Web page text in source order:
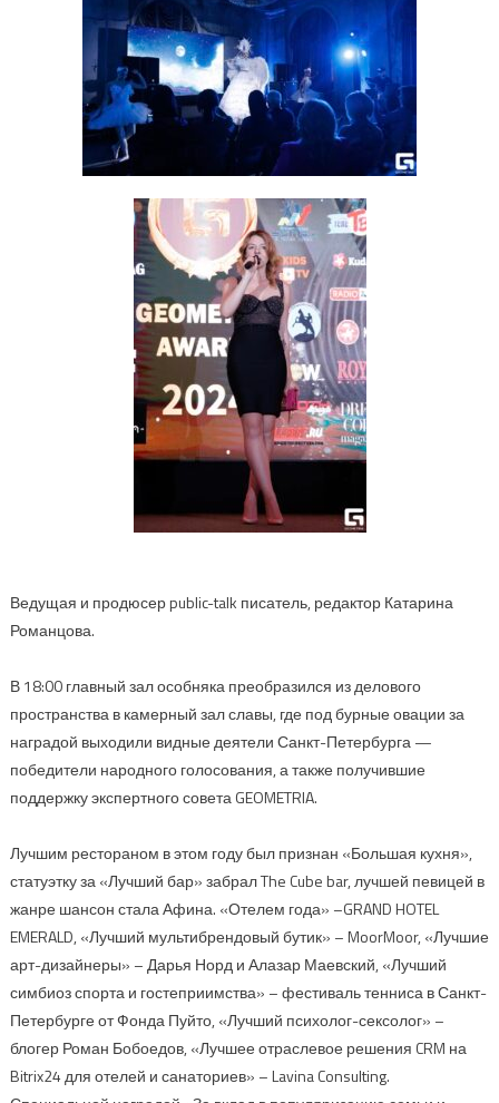
Ведущая и продюсер public-talk писатель, редактор Катарина
Романцова.
В 18:00 главный зал особняка преобразился из делового
пространства в камерный зал славы, где под бурные овации за
наградой выходили видные деятели Санкт-Петербурга —
победители народного голосования, а также получившие
поддержку экспертного совета GEOMETRIA.
Лучшим рестораном в этом году был признан «Большая кухня»,
статуэтку за «Лучший бар» забрал The Cube bar, лучшей певицей в
жанре шансон стала Афина. «Отелем года» –GRAND HOTEL
EMERALD, «Лучший мультибрендовый бутик» – MoorMoor, «Лучшие
арт-дизайнеры» – Дарья Норд и Алазар Маевский, «Лучший
симбиоз спорта и гостеприимства» – фестиваль тенниса в Санкт-
Петербурге от Фонда Пуйто, «Лучший психолог-сексолог» –
блогер Роман Бобоедов, «Лучшее отраслевое решения CRM на
Bitrix24 для отелей и санаториев» – Lavina Consulting.